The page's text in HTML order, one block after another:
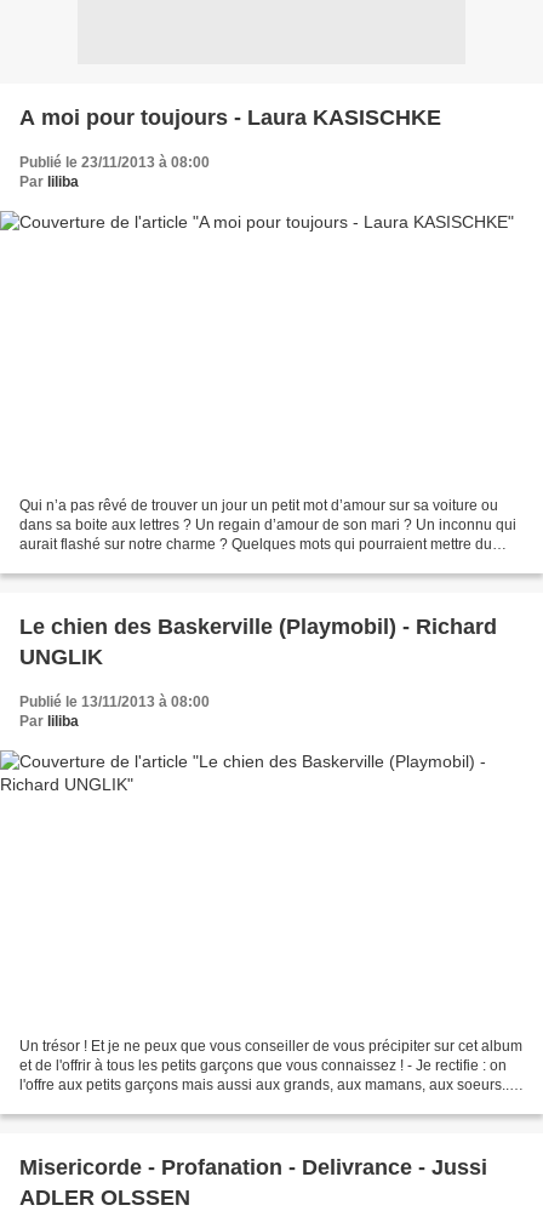
A moi pour toujours - Laura KASISCHKE
Publié le 23/11/2013 à 08:00
Par liliba
Qui n’a pas rêvé de trouver un jour un petit mot d’amour sur sa voiture ou
dans sa boite aux lettres ? Un regain d’amour de son mari ? Un inconnu qui
aurait flashé sur notre charme ? Quelques mots qui pourraient mettre du
Le chien des Baskerville (Playmobil) - Richard
UNGLIK
Publié le 13/11/2013 à 08:00
Par liliba
Un trésor ! Et je ne peux que vous conseiller de vous précipiter sur cet album
et de l'offrir à tous les petits garçons que vous connaissez ! - Je rectifie : on
l'offre aux petits garçons mais aussi aux grands, aux mamans, aux soeurs...
Misericorde - Profanation - Delivrance - Jussi
ADLER OLSSEN